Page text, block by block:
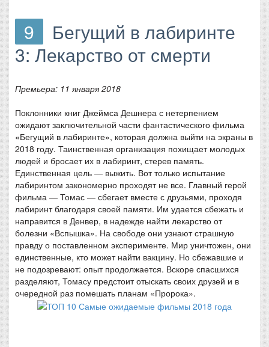
9
Бегущий в лабиринте
3: Лекарство от смерти
Премьера: 11 января 2018
Поклонники книг Джеймса Дешнера с нетерпением
ожидают заключительной части фантастического фильма
«Бегущий в лабиринте», которая должна выйти на экраны в
2018 году. Таинственная организация похищает молодых
людей и бросает их в лабиринт, стерев память.
Единственная цель — выжить. Вот только испытание
лабиринтом закономерно проходят не все. Главный герой
фильма — Томас — сбегает вместе с друзьями, проходя
лабиринт благодаря своей памяти. Им удается сбежать и
направится в Денвер, в надежде найти лекарство от
болезни «Вспышка». На свободе они узнают страшную
правду о поставленном эксперименте. Мир уничтожен, они
единственные, кто может найти вакцину. Но сбежавшие и
не подозревают: опыт продолжается. Вскоре спасшихся
разделяют, Томасу предстоит отыскать своих друзей и в
очередной раз помешать планам «Пророка».